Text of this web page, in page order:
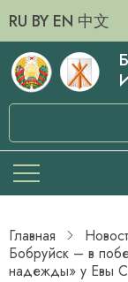
RU BY EN 中文
Главная
Бобруйск – в
надежды» у Евы